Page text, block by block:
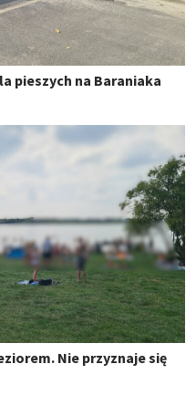
pieszych na Baraniaka
Nie przyznaje się